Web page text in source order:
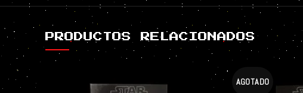
PRODUCTOS RELACIONADOS
AGOTADO